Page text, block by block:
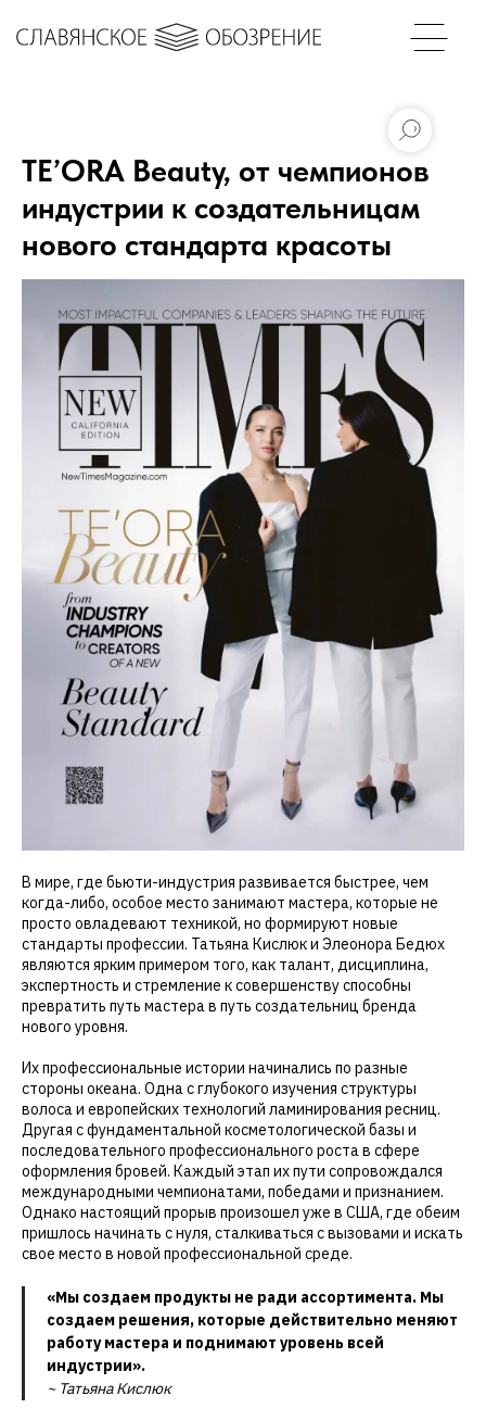
TE’ORA Beauty, от чемпионов
индустрии к создательницам
нового стандарта красоты
В мире, где бьюти-индустрия развивается быстрее, чем
когда-либо, особое место занимают мастера, которые не
просто овладевают техникой, но формируют новые
стандарты профессии. Татьяна Кислюк и Элеонора Бедюх
являются ярким примером того, как талант, дисциплина,
экспертность и стремление к совершенству способны
превратить путь мастера в путь создательниц бренда
нового уровня.
Их профессиональные истории начинались по разные
стороны океана. Одна с глубокого изучения структуры
волоса и европейских технологий ламинирования ресниц.
Другая с фундаментальной косметологической базы и
последовательного профессионального роста в сфере
оформления бровей. Каждый этап их пути сопровождался
международными чемпионатами, победами и признанием.
Однако настоящий прорыв произошел уже в США, где обеим
пришлось начинать с нуля, сталкиваться с вызовами и искать
свое место в новой профессиональной среде.
«Мы создаем продукты не ради ассортимента. Мы
создаем решения, которые действительно меняют
работу мастера и поднимают уровень всей
индустрии».
~ Татьяна Кислюк